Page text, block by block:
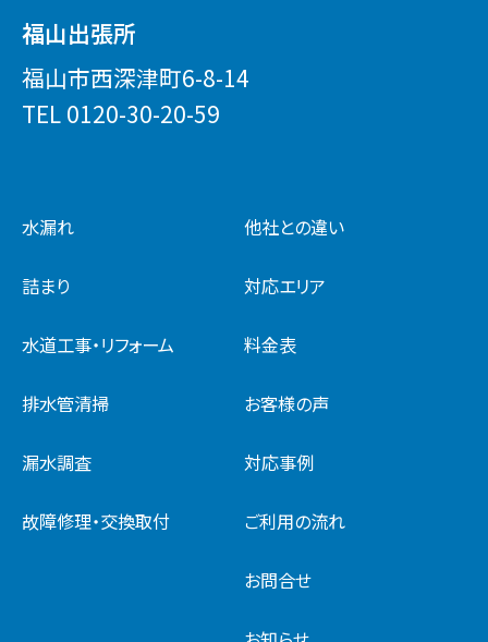
福山出張所
福山市西深津町6-8-14
TEL 0120-30-20-59
水漏れ
詰まり
水道工事・リフォーム
排水管清掃
漏水調査
故障修理・交換取付
他社との違い
対応エリア
料金表
お客様の声
対応事例
ご利用の流れ
お問合せ